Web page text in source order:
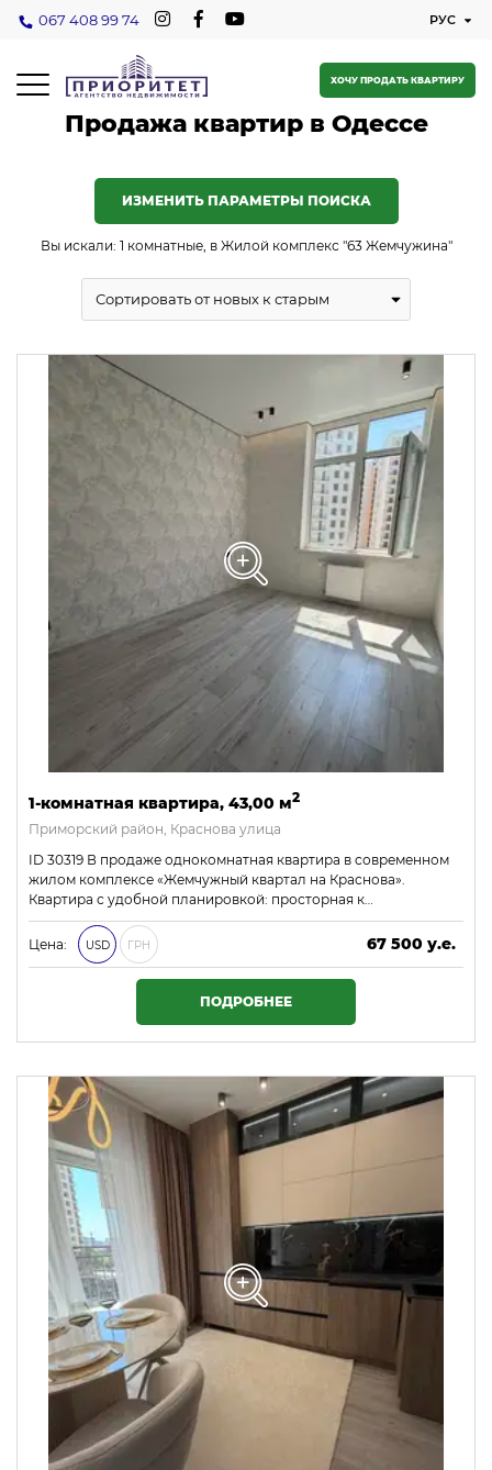
067 408 99 74
ХОЧУ ПРОДАТЬ КВАРТИРУ
Продажа квартир в Одессе
ИЗМЕНИТЬ ПАРАМЕТРЫ ПОИСКА
Вы искали: 1 комнатные, в Жилой комплекс "63 Жемчужина"
1-комнатная квартира, 43,00 м2
Приморский район, Краснова улица
ID 30319 В продаже однокомнатная квартира в современном
жилом комплексе «Жемчужный квартал на Краснова».
Квартира с удобной планировкой: просторная к…
Цена: USD ГРН
67 500 у.е.
2 902 500 ₴
ПОДРОБНЕЕ